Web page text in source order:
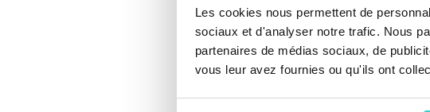
Les cookies nous permettent de
sociaux et d'analyser notre trafic. Nous
partenaires de médias sociaux, de
vous leur avez fournies ou qu'ils ont